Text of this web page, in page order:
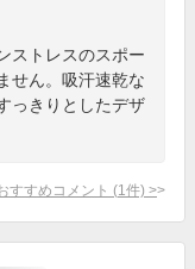
ストレスのスポー
せん。吸汗速乾な
っきりとしたデザ
すすめコメント (1 件) >